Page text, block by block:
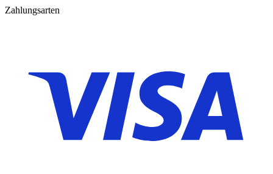
Zahlungsarten